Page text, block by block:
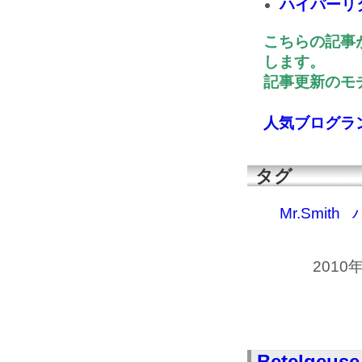
ハイパーリ
こちらの記事
します。
記事更新のモ
人気ブログラ
タグ
Mr.Smith
2010